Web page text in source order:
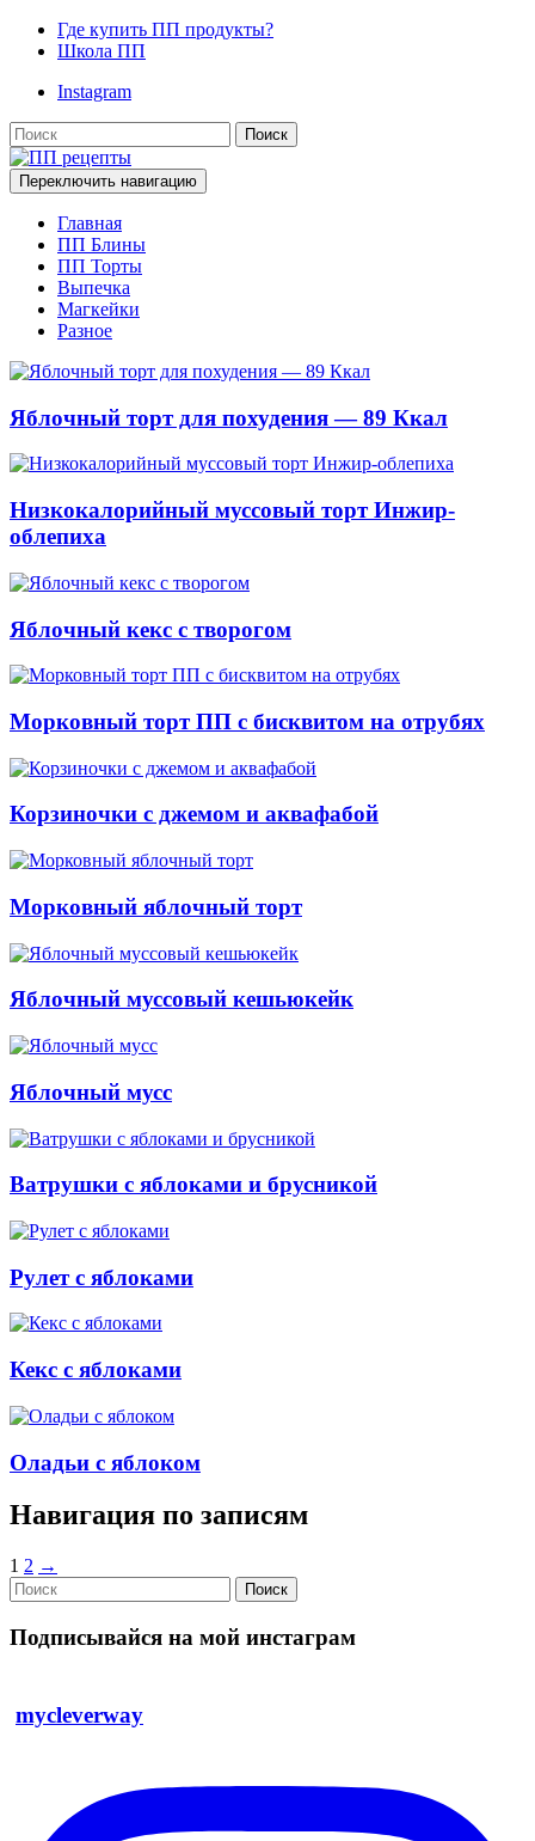
Где купить ПП продукты?
Школа ПП
Instagram
Поиск
Переключить навигацию
Главная
ПП Блины
ПП Торты
Выпечка
Магкейки
Разное
Яблочный торт для похудения — 89 Ккал
Низкокалорийный муссовый торт Инжир-
облепиха
Яблочный кекс с творогом
Морковный торт ПП с бисквитом на отрубях
Корзиночки c джемом и аквафабой
Морковный яблочный торт
Яблочный муссовый кешьюкейк
Яблочный мусс
Ватрушки с яблоками и брусникой
Рулет с яблоками
Кекс с яблоками
Оладьи с яблоком
Навигация по записям
1 2 →
Поиск
Подписывайся на мой инстаграм
mycleverway